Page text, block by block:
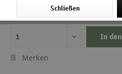
In den
Merken
Schließen